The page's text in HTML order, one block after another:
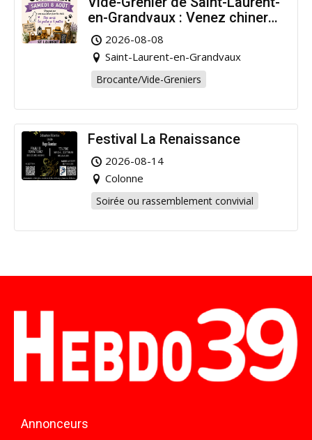
en-Grandvaux : Venez chiner
pour la bonne cause !
2026-08-08
Saint-Laurent-en-Grandvaux
Brocante/Vide-Greniers
Festival La Renaissance
2026-08-14
Colonne
Soirée ou rassemblement convivial